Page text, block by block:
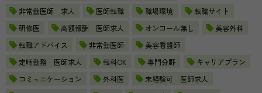
非常勤医師 求人
医師転職 職場環境
転職サイト
研修医
高額報酬 医師求人 オンコール無し
美容外科
転職アドバイス
非常勤医師
美容看護師
定時勤務 医師求人
転科OK 専門分野
キャリアプラン
コミュニケーション
外科医
未経験可 医師求人